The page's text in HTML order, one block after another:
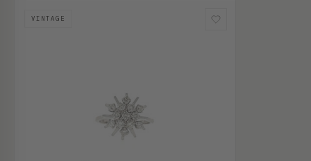
VINTAGE